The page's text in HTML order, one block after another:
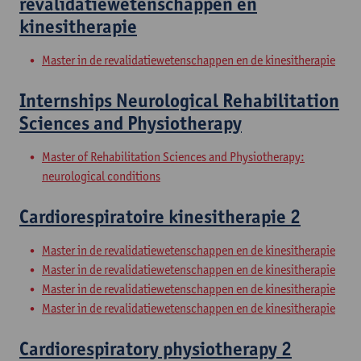
kinesitherapie
Master in de revalidatiewetenschappen en de kinesitherapie
Internships Neurological Rehabilitation
Sciences and Physiotherapy
Master of Rehabilitation Sciences and Physiotherapy:
neurological conditions
Cardiorespiratoire kinesitherapie 2
Master in de revalidatiewetenschappen en de kinesitherapie
Master in de revalidatiewetenschappen en de kinesitherapie
Master in de revalidatiewetenschappen en de kinesitherapie
Master in de revalidatiewetenschappen en de kinesitherapie
Cardiorespiratory physiotherapy 2